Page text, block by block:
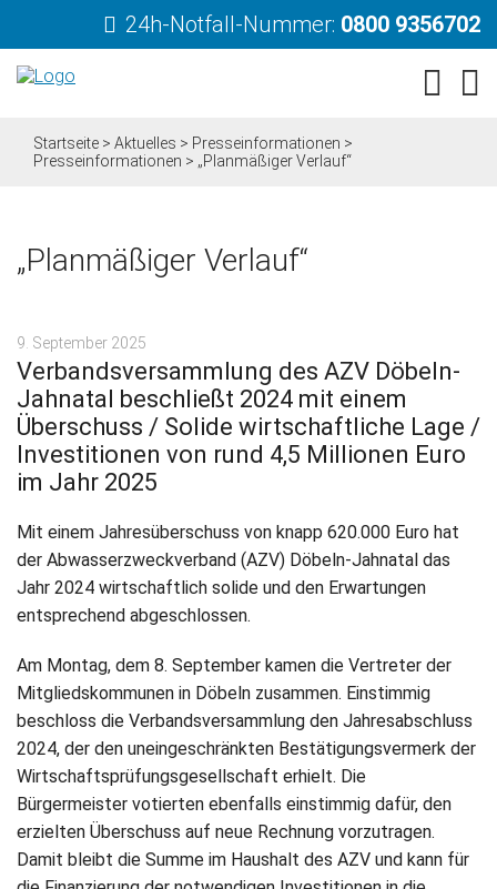
24h-Notfall-Nummer: 0800 9356702
Startseite > Aktuelles > Presseinformationen >
Presseinformationen > „Planmäßiger Verlauf“
„Planmäßiger Verlauf“
9. September 2025
Verbandsversammlung des AZV Döbeln-
Jahnatal beschließt 2024 mit einem
Überschuss / Solide wirtschaftliche Lage /
Investitionen von rund 4,5 Millionen Euro
im Jahr 2025
Mit einem Jahresüberschuss von knapp 620.000 Euro hat
der Abwasserzweckverband (AZV) Döbeln-Jahnatal das
Jahr 2024 wirtschaftlich solide und den Erwartungen
entsprechend abgeschlossen.
Am Montag, dem 8. September kamen die Vertreter der
Mitgliedskommunen in Döbeln zusammen. Einstimmig
beschloss die Verbandsversammlung den Jahresabschluss
2024, der den uneingeschränkten Bestätigungsvermerk der
Wirtschaftsprüfungsgesellschaft erhielt. Die
Bürgermeister votierten ebenfalls einstimmig dafür, den
erzielten Überschuss auf neue Rechnung vorzutragen.
Damit bleibt die Summe im Haushalt des AZV und kann für